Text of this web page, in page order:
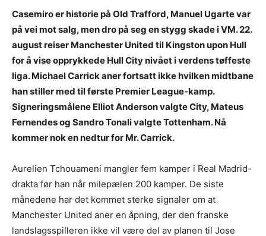
Casemiro er historie på Old Trafford, Manuel Ugarte var
på vei mot salg, men dro på seg en stygg skade i VM. 22.
august reiser Manchester United til Kingston upon Hull
for å vise opprykkede Hull City nivået i verdens tøffeste
liga. Michael Carrick aner fortsatt ikke hvilken midtbane
han stiller med til første Premier League-kamp.
Signeringsmålene Elliot Anderson valgte City, Mateus
Fernendes og Sandro Tonali valgte Tottenham. Nå
kommer nok en nedtur for Mr. Carrick.
Aurelien Tchouameni mangler fem kamper i Real Madrid-
drakta før han når milepælen 200 kamper. De siste
månedene har det kommet sterke signaler om at
Manchester United aner en åpning, der den franske
landslagsspilleren ikke vil være del av planen til Jose